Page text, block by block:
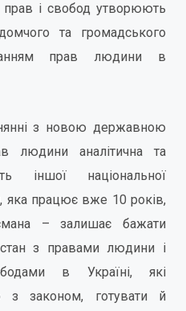
прав і свобод утворюють
та громадського
прав людини в
з новою державною
людини аналітична та
іншої національної
яка працює вже 10 років,
– залишає бажати
з правами людини і
в Україні, які
з законом, готувати й